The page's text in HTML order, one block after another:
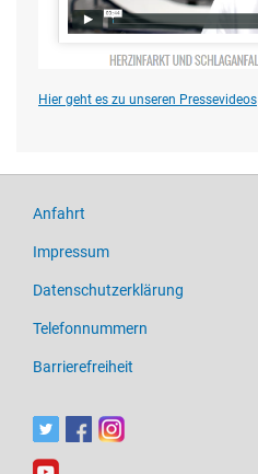
Hier geht es zu unseren Pressevideos
Anfahrt
Impressum
Datenschutzerklärung
Telefonnummern
Barrierefreiheit